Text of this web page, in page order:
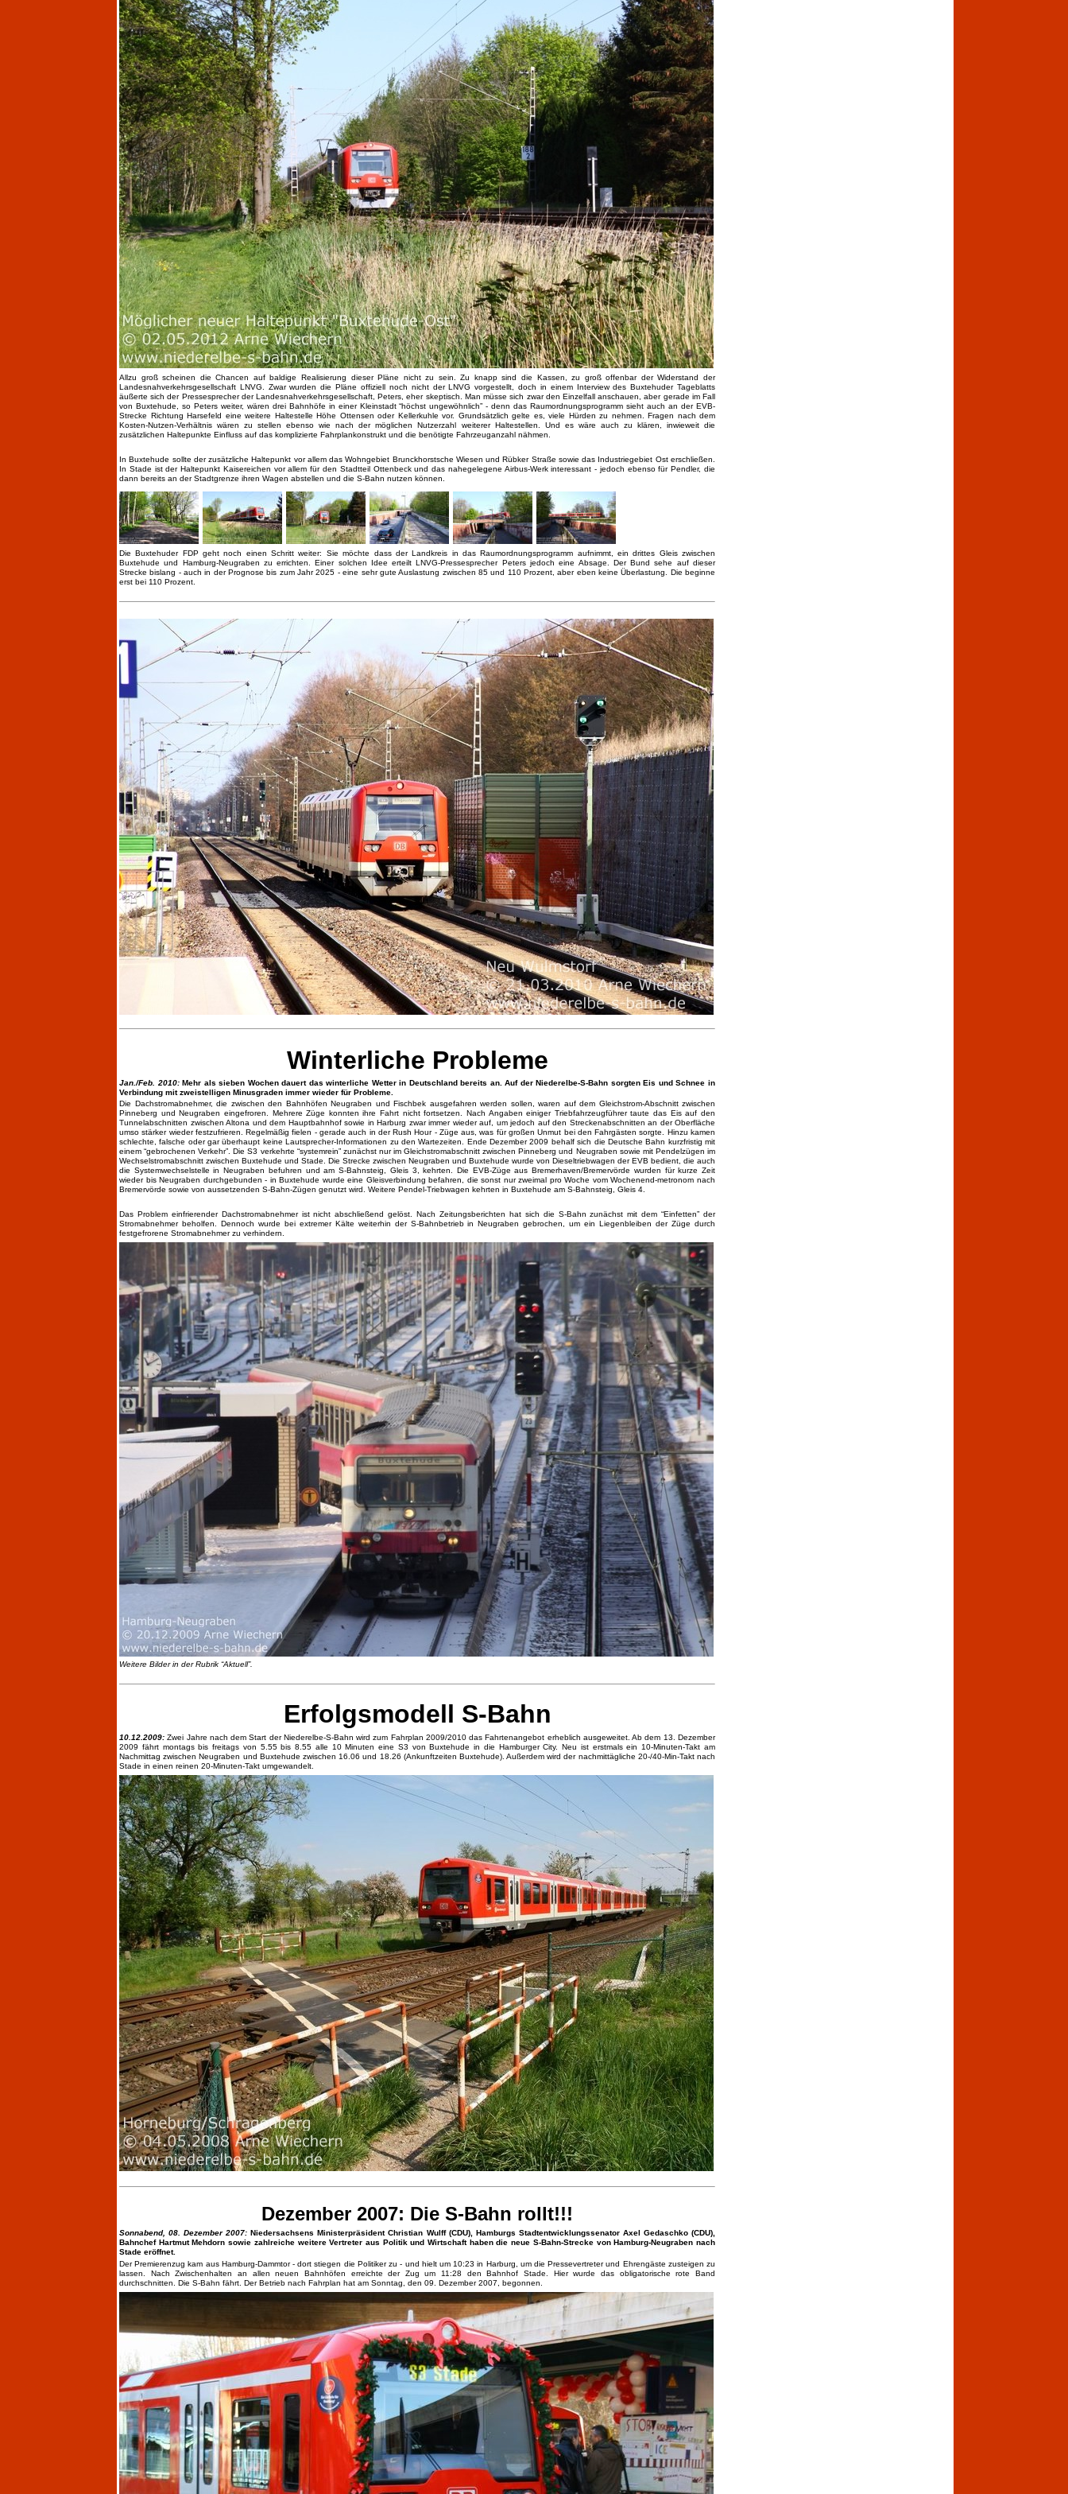
Allzu groß scheinen die Chancen auf baldige Realisierung dieser Pläne nicht zu sein. Zu knapp sind die Kassen, zu groß offenbar der Widerstand der
Landesnahverkehrsgesellschaft LNVG. Zwar wurden die Pläne offiziell noch nicht der LNVG vorgestellt, doch in einem Interview des Buxtehuder Tageblatts
äußerte sich der Pressesprecher der Landesnahverkehrsgesellschaft, Peters, eher skeptisch. Man müsse sich zwar den Einzelfall anschauen, aber gerade im Fall
von Buxtehude, so Peters weiter, wären drei Bahnhöfe in einer Kleinstadt “höchst ungewöhnlich” - denn das Raumordnungsprogramm sieht auch an der EVB-
Strecke Richtung Harsefeld eine weitere Haltestelle Höhe Ottensen oder Kellerkuhle vor. Grundsätzlich gelte es, viele Hürden zu nehmen. Fragen nach dem
Kosten-Nutzen-Verhältnis wären zu stellen ebenso wie nach der möglichen Nutzerzahl weiterer Haltestellen. Und es wäre auch zu klären, inwieweit die
zusätzlichen Haltepunkte Einfluss auf das komplizierte Fahrplankonstrukt und die benötigte Fahrzeuganzahl nähmen.
In Buxtehude sollte der zusätzliche Haltepunkt vor allem das Wohngebiet Brunckhorstsche Wiesen und Rübker Straße sowie das Industriegebiet Ost erschließen.
In Stade ist der Haltepunkt Kaisereichen vor allem für den Stadtteil Ottenbeck und das nahegelegene Airbus-Werk interessant - jedoch ebenso für Pendler, die
dann bereits an der Stadtgrenze ihren Wagen abstellen und die S-Bahn nutzen können.
Die Buxtehuder FDP geht noch einen Schritt weiter: Sie möchte dass der Landkreis in das Raumordnungsprogramm aufnimmt, ein drittes Gleis zwischen
Buxtehude und Hamburg-Neugraben zu errichten. Einer solchen Idee erteilt LNVG-Pressesprecher Peters jedoch eine Absage. Der Bund sehe auf dieser
Strecke bislang - auch in der Prognose bis zum Jahr 2025 - eine sehr gute Auslastung zwischen 85 und 110 Prozent, aber eben keine Überlastung. Die beginne
erst bei 110 Prozent.
Winterliche Probleme
Jan./Feb. 2010:Mehr als sieben Wochen dauert das winterliche Wetter in Deutschland bereits an. Auf der Niederelbe-S-Bahn sorgten Eis und Schnee in
Verbindung mit zweistelligen Minusgraden immer wieder für Probleme.
Die Dachstromabnehmer, die zwischen den Bahnhöfen Neugraben und Fischbek ausgefahren werden sollen, waren auf dem Gleichstrom-Abschnitt zwischen
Pinneberg und Neugraben eingefroren. Mehrere Züge konnten ihre Fahrt nicht fortsetzen. Nach Angaben einiger Triebfahrzeugführer taute das Eis auf den
Tunnelabschnitten zwischen Altona und dem Hauptbahnhof sowie in Harburg zwar immer wieder auf, um jedoch auf den Streckenabschnitten an der Oberfläche
umso stärker wieder festzufrieren. Regelmäßig fielen - gerade auch in der Rush Hour - Züge aus, was für großen Unmut bei den Fahrgästen sorgte. Hinzu kamen
schlechte, falsche oder gar überhaupt keine Lautsprecher-Informationen zu den Wartezeiten. Ende Dezember 2009 behalf sich die Deutsche Bahn kurzfristig mit
einem “gebrochenen Verkehr”. Die S3 verkehrte “systemrein” zunächst nur im Gleichstromabschnitt zwischen Pinneberg und Neugraben sowie mit Pendelzügen im
Wechselstromabschnitt zwischen Buxtehude und Stade. Die Strecke zwischen Neugraben und Buxtehude wurde von Dieseltriebwagen der EVB bedient, die auch
die Systemwechselstelle in Neugraben befuhren und am S-Bahnsteig, Gleis 3, kehrten. Die EVB-Züge aus Bremerhaven/Bremervörde wurden für kurze Zeit
wieder bis Neugraben durchgebunden - in Buxtehude wurde eine Gleisverbindung befahren, die sonst nur zweimal pro Woche vom Wochenend-metronom nach
Bremervörde sowie von aussetzenden S-Bahn-Zügen genutzt wird. Weitere Pendel-Triebwagen kehrten in Buxtehude am S-Bahnsteig, Gleis 4.
Das Problem einfrierender Dachstromabnehmer ist nicht abschließend gelöst. Nach Zeitungsberichten hat sich die S-Bahn zunächst mit dem “Einfetten” der
Stromabnehmer beholfen. Dennoch wurde bei extremer Kälte weiterhin der S-Bahnbetrieb in Neugraben gebrochen, um ein Liegenbleiben der Züge durch
festgefrorene Stromabnehmer zu verhindern.
Weitere Bilder in der Rubrik “Aktuell”.
Erfolgsmodell S-Bahn
10.12.2009: Zwei Jahre nach dem Start der Niederelbe-S-Bahn wird zum Fahrplan 2009/2010 das Fahrtenangebot erheblich ausgeweitet. Ab dem 13. Dezember
2009 fährt montags bis freitags von 5.55 bis 8.55 alle 10 Minuten eine S3 von Buxtehude in die Hamburger City. Neu ist erstmals ein 10-Minuten-Takt am
Nachmittag zwischen Neugraben und Buxtehude zwischen 16.06 und 18.26 (Ankunftzeiten Buxtehude). Außerdem wird der nachmittägliche 20-/40-Min-Takt nach
Stade in einen reinen 20-Minuten-Takt umgewandelt.
Dezember 2007: Die S-Bahn rollt!!!
Sonnabend, 08. Dezember 2007: Niedersachsens Ministerpräsident Christian Wulff (CDU), Hamburgs Stadtentwicklungssenator Axel Gedaschko (CDU),
Bahnchef Hartmut Mehdorn sowie zahlreiche weitere Vertreter aus Politik und Wirtschaft haben die neue S-Bahn-Strecke von Hamburg-Neugraben nach
Stade eröffnet.
Der Premierenzug kam aus Hamburg-Dammtor - dort stiegen die Politiker zu - und hielt um 10:23 in Harburg, um die Pressevertreter und Ehrengäste zusteigen zu
lassen. Nach Zwischenhalten an allen neuen Bahnhöfen erreichte der Zug um 11:28 den Bahnhof Stade. Hier wurde das obligatorische rote Band
durchschnitten. Die S-Bahn fährt. Der Betrieb nach Fahrplan hat am Sonntag, den 09. Dezember 2007, begonnen.